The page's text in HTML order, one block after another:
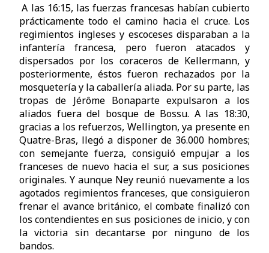
A las 16:15, las fuerzas francesas habían cubierto
prácticamente todo el camino hacia el cruce. Los
regimientos ingleses y escoceses disparaban a la
infantería francesa, pero fueron atacados y
dispersados por los coraceros de Kellermann, y
posteriormente, éstos fueron rechazados por la
mosquetería y la caballería aliada. Por su parte, las
tropas de Jérôme Bonaparte expulsaron a los
aliados fuera del bosque de Bossu. A las 18:30,
gracias a los refuerzos, Wellington, ya presente en
Quatre-Bras, llegó a disponer de 36.000 hombres;
con semejante fuerza, consiguió empujar a los
franceses de nuevo hacia el sur, a sus posiciones
originales. Y aunque Ney reunió nuevamente a los
agotados regimientos franceses, que consiguieron
frenar el avance británico, el combate finalizó con
los contendientes en sus posiciones de inicio, y con
la victoria sin decantarse por ninguno de los
bandos.